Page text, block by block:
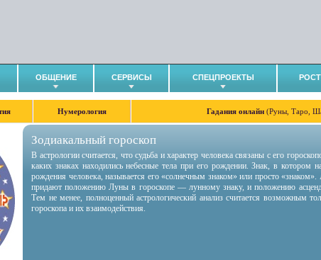
ОБЩЕНИЕ СЕРВИСЫ СПЕЦПРОЕКТЫ
Нумерология Гадания онлайн (Руны, Таро,
Зодиакальный гороскоп
В астрологии считается, что судьба и характер человека связаны с его
каких знаках находились небесные тела при его рождении. Знак, в котором
рождения человека, называется его «солнечным знаком» или просто
придают положению Луны в гороскопе — лунному знаку, и положению
Тем не менее, полноценный астрологический анализ считается возможным
гороскопа и их взаимодействия.